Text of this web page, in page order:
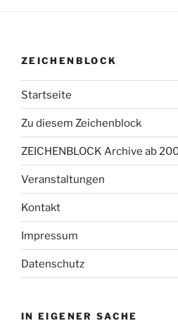
ZEICHENBLOCK
Startseite
Zu diesem Zeichenblock
ZEICHENBLOCK Archive ab
Veranstaltungen
Kontakt
Impressum
Datenschutz
IN EIGENER SACHE